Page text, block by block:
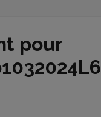
pour